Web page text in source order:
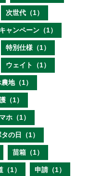
次世代（1）
キャンペーン（1）
特別仕様（1）
ウェイト（1）
地（1）
（1）
ホ（1）
の日（1）
苗箱（1）
（1） 申請（1）